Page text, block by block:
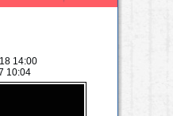
14:00
10:04